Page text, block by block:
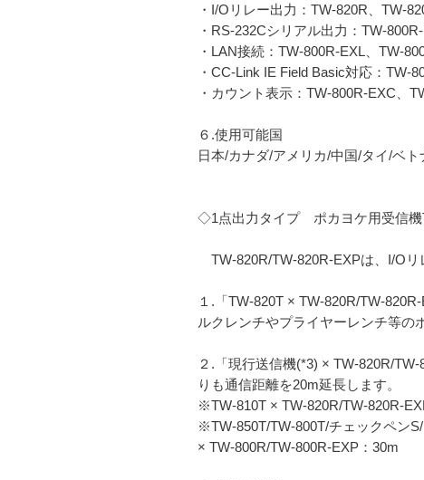
・I/Oリレー出力：TW-820R、TW-
・RS-232Cシリアル出力：TW-
・LAN接続：TW-800R-EXL、TW-
・CC-Link IE Field Basic対応：TW-
・カウント表示：TW-800R-EXC、
６.使用可能国
日本/カナダ/アメリカ/中国/タイ/ベ
◇1点出力タイプ ポカヨケ用受信機
TW-820R/TW-820R-EXPは、I/Oリ
１.「TW-820T × TW-820R/TW-
ルクレンチやプライヤーレンチ等の
２.「現行送信機(*3) × TW-820R/
りも通信距離を20m延長します。
※TW-810T × TW-820R/TW-820R-
※TW-850T/TW-800T/チェックペン
× TW-800R/TW-800R-EXP：30m